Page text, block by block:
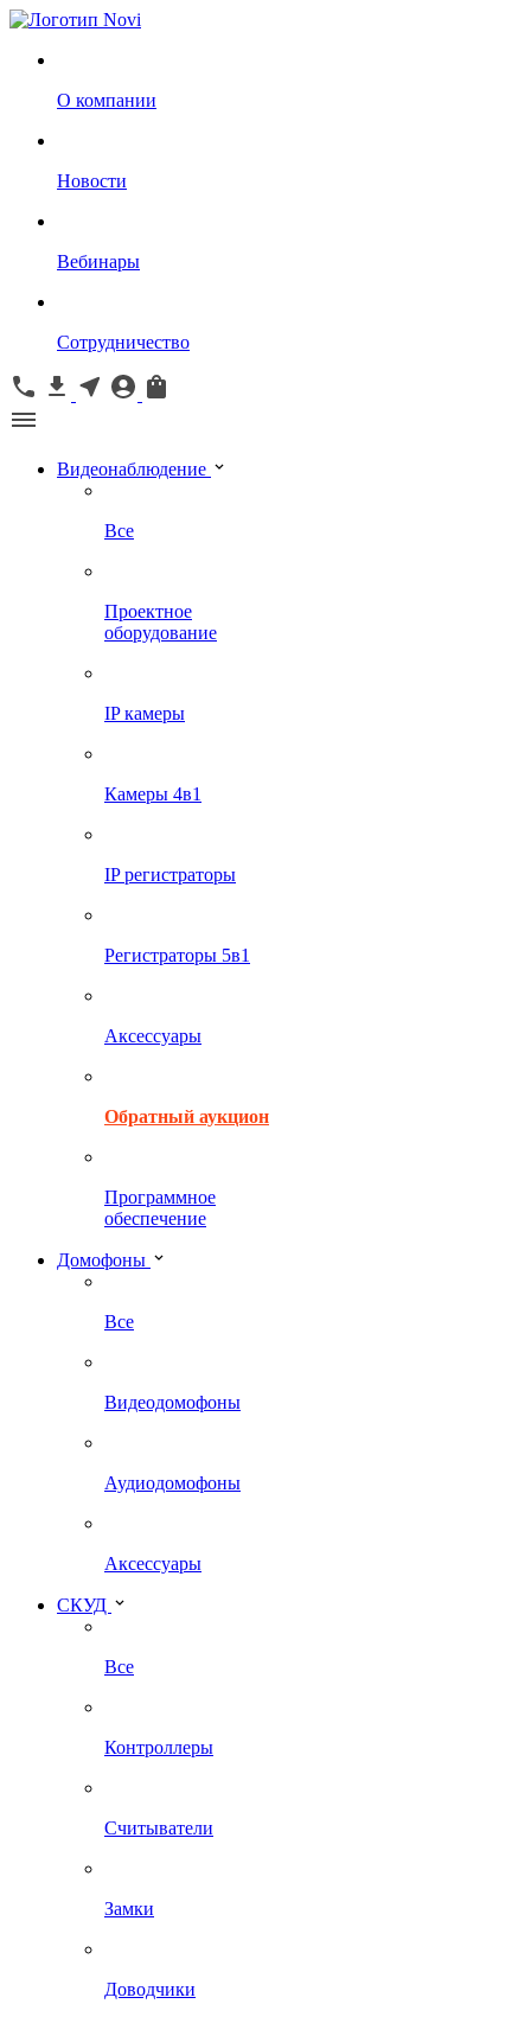
О компании
Новости
Вебинары
Сотрудничество
Видеонаблюдение
Все
Проектное
оборудование
IP камеры
Камеры 4в1
IP регистраторы
Регистраторы 5в1
Аксессуары
Обратный аукцион
Программное
обеспечение
Домофоны
Все
Видеодомофоны
Аудиодомофоны
Аксессуары
СКУД
Все
Контроллеры
Считыватели
Замки
Доводчики